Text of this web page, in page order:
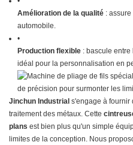
Amélioration de la qualité :
automobile.
•
Production flexible : bascule
idéal pour la personnalisation en
Jinchun Industrial s'engage à fournir
traitement des métaux. Cette
plans est bien plus qu'un simple
limites de la conception. Nous